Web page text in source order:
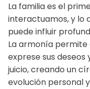
La familia es el
interactuamos, y lo
puede influir
La armonía
exprese sus
juicio, creando un
evolución personal